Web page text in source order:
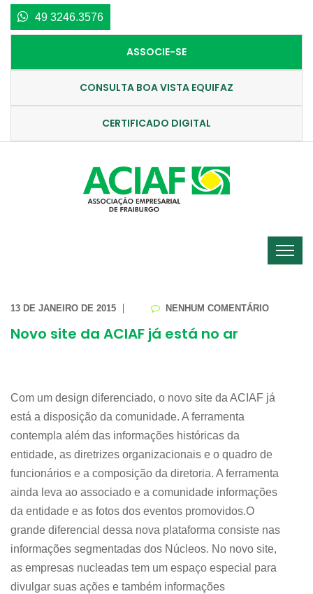
49 3246.3576
ASSOCIE-SE
CONSULTA BOA VISTA EQUIFAZ
CERTIFICADO DIGITAL
13 DE JANEIRO DE 2015 NENHUM COMENTÁRIO
Novo site da ACIAF já está no ar
Com um design diferenciado, o novo site da ACIAF já
está a disposição da comunidade. A ferramenta
contempla além das informações históricas da
entidade, as diretrizes organizacionais e o quadro de
funcionários e a composição da diretoria. A ferramenta
ainda leva ao associado e a comunidade informações
da entidade e as fotos dos eventos promovidos.O
grande diferencial dessa nova plataforma consiste nas
informações segmentadas dos Núcleos. No novo site,
as empresas nucleadas tem um espaço especial para
divulgar suas ações e também informações